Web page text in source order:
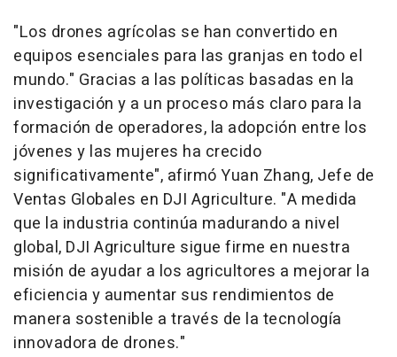
"Los drones agrícolas se han convertido en
equipos esenciales para las granjas en todo el
mundo." Gracias a las políticas basadas en la
investigación y a un proceso más claro para la
formación de operadores, la adopción entre los
jóvenes y las mujeres ha crecido
significativamente", afirmó Yuan Zhang, Jefe de
Ventas Globales en DJI Agriculture. "A medida
que la industria continúa madurando a nivel
global, DJI Agriculture sigue firme en nuestra
misión de ayudar a los agricultores a mejorar la
eficiencia y aumentar sus rendimientos de
manera sostenible a través de la tecnología
innovadora de drones."